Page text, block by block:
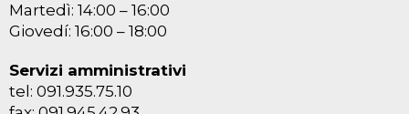
Martedì: 14:00 – 16:00
Giovedí: 16:00 – 18:00
Servizi amministrativi
tel: 091.935.75.10